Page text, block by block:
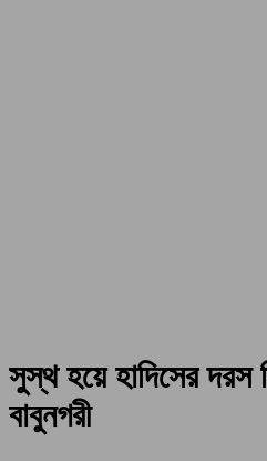
সুস্থ হয়ে হাদিসের দরস
বাবুনগরী